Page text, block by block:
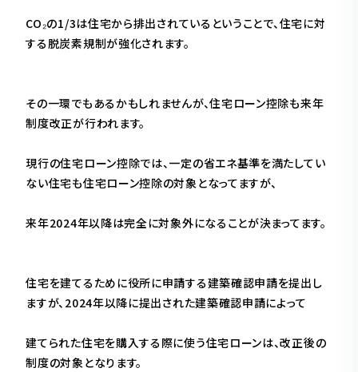
CO₂の1/3は住宅から排出されているということで、住宅に対
する脱炭素規制が強化されます。
その一環でもあるかもしれませんが、住宅ローン控除も来年
制度改正が行われます。
現行の住宅ローン控除では、一定の省エネ基準を満たしてい
ない住宅も住宅ローン控除の対象となってますが、
来年2024年以降は完全に対象外になることが決まってます。
住宅を建てるために役所に申請する建築確認申請を提出し
ますが、2024年以降に提出された建築確認申請によって
建てられた住宅を購入する際に使う住宅ローンは、改正後の
制度の対象となります。